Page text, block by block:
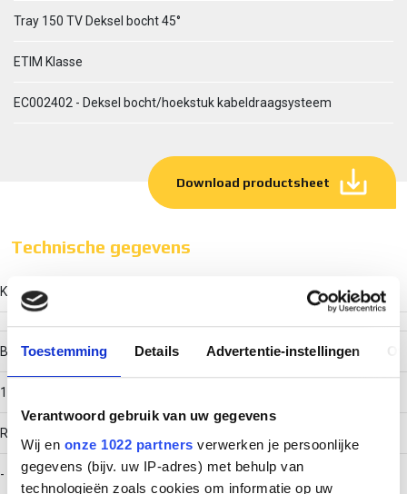
Toestemming Details Advertentie-instellingen
Verantwoord gebruik van uw gegevens
Wij en onze 1022 partners verwerken je persoonlijke
gegevens (bijv. uw IP-adres) met behulp van
technologieën zoals cookies om informatie op uw
Tray 150 TV Deksel bocht 45°
ETIM Klasse
EC002402 - Deksel bocht/hoekstuk kabeldraagsysteem
Download productsheet
Technische gegevens
Kleur
Breedte
150
RAL-nummer
-